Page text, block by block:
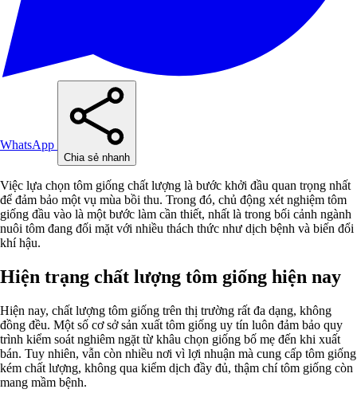
WhatsApp
Chia sẻ nhanh
Việc lựa chọn tôm giống chất lượng là bước khởi đầu quan trọng nhất
để đảm bảo một vụ mùa bồi thu. Trong đó, chủ động xét nghiệm tôm
giống đầu vào là một bước làm cần thiết, nhất là trong bối cảnh ngành
nuôi tôm đang đối mặt với nhiều thách thức như dịch bệnh và biến đổi
khí hậu.
Hiện trạng chất lượng tôm giống hiện nay
Hiện nay, chất lượng tôm giống trên thị trường rất đa dạng, không
đồng đều. Một số cơ sở sản xuất tôm giống uy tín luôn đảm bảo quy
trình kiểm soát nghiêm ngặt từ khâu chọn giống bố mẹ đến khi xuất
bán. Tuy nhiên, vẫn còn nhiều nơi vì lợi nhuận mà cung cấp tôm giống
kém chất lượng, không qua kiểm dịch đầy đủ, thậm chí tôm giống còn
mang mầm bệnh.